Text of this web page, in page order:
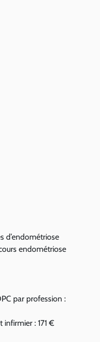
d’endométriose
endométriose
par profession :
: 171 €